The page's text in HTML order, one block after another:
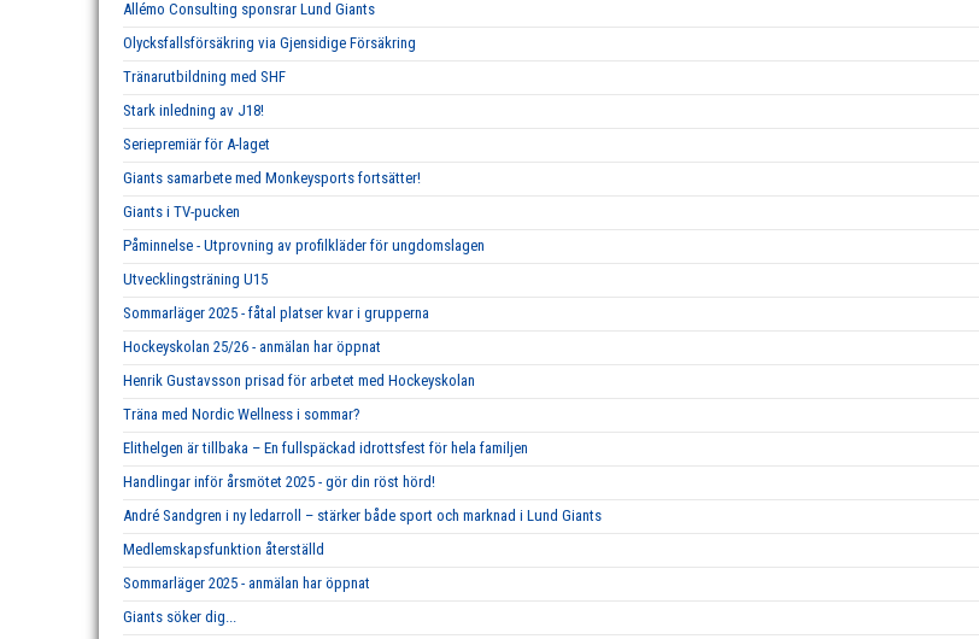
Allémo Consulting sponsrar Lund Giants
Olycksfallsförsäkring via Gjensidige Försäkring
Tränarutbildning med SHF
Stark inledning av J18!
Seriepremiär för A-laget
Giants samarbete med Monkeysports fortsätter!
Giants i TV-pucken
Påminnelse - Utprovning av profilkläder för ungdomslagen
Utvecklingsträning U15
Sommarläger 2025 - fåtal platser kvar i grupperna
Hockeyskolan 25/26 - anmälan har öppnat
Henrik Gustavsson prisad för arbetet med Hockeyskolan
Träna med Nordic Wellness i sommar?
Elithelgen är tillbaka – En fullspäckad idrottsfest för hela familjen
Handlingar inför årsmötet 2025 - gör din röst hörd!
André Sandgren i ny ledarroll – stärker både sport och marknad i Lund Giants
Medlemskapsfunktion återställd
Sommarläger 2025 - anmälan har öppnat
Giants söker dig...